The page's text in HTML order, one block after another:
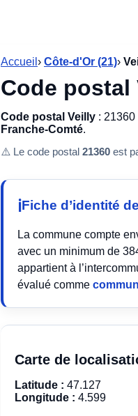
Accueil › Côte-d'Or (21)›
Code postal
Code postal Veilly :
Franche-Comté.
⚠️ Le code postal 21360 est
Fiche d’identité
La commune compte
avec un minimum de
appartient à
évalué comme
Carte de
Latitude : 47.127
Longitude : 4.599